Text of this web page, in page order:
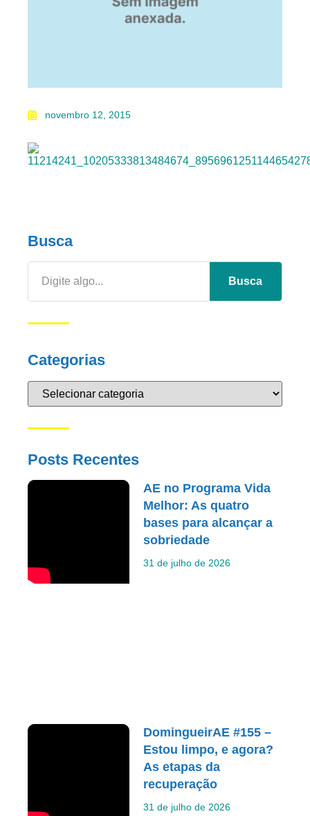
novembro 12, 2015
Busca
Busca
Categorias
Posts Recentes
AE no Programa Vida
Melhor: As quatro
bases para alcançar a
sobriedade
31 de julho de 2026
DomingueirAE #155 –
Estou limpo, e agora?
As etapas da
recuperação
31 de julho de 2026